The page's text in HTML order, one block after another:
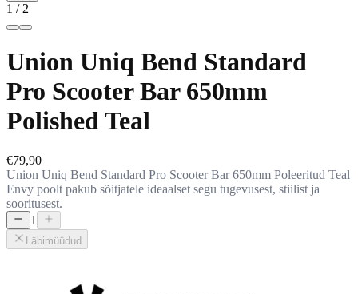
1 / 2
Union Uniq Bend Standard
Pro Scooter Bar 650mm
Polished Teal
€79,90
Union Uniq Bend Standard Pro Scooter Bar 650mm Poleeritud Teal
Envy poolt pakub sõitjatele ideaalset segu tugevusest, stiilist ja
sooritusest.
1
Läbimüüdud